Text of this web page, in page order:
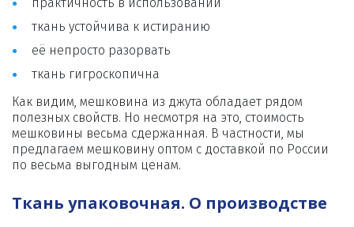
ткань устойчива к истиранию
её непросто разорвать
ткань гигроскопична
Как видим, мешковина из джута обладает рядом
полезных свойств. Но несмотря на это, стоимость
мешковины весьма сдержанная. В частности, мы
предлагаем мешковину оптом с доставкой по России
по весьма выгодным ценам.
Ткань упаковочная. О производстве